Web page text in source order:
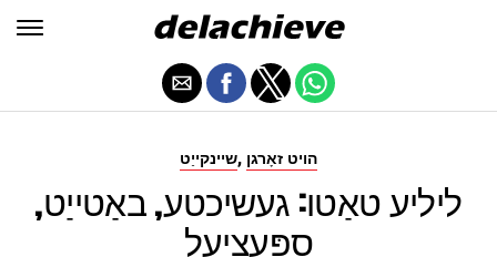
שיינקייַט, הויט זאָרגן
ליליע טאַטו: געשיכטע, באַטייַט,
ספּעציעל